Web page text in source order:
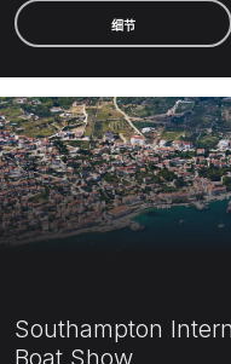
细节
Southampton
Boat Show